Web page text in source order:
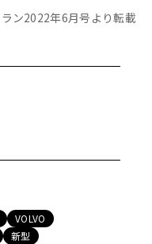
ン2022年6月号より転載
VOLVO
新型